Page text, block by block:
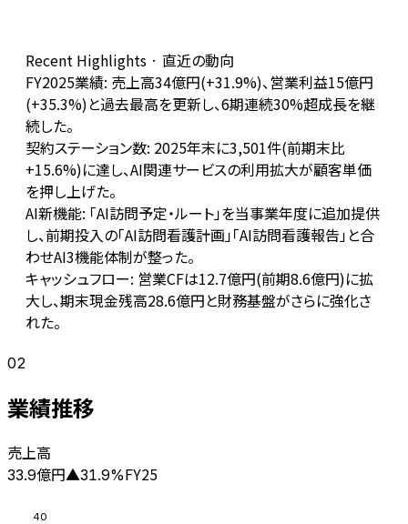
Recent Highlights · 直近の動向
FY2025業績: 売上高34億円(+31.9%)、営業利益15億円
(+35.3%)と過去最高を更新し、6期連続30%超成長を継
続した。
契約ステーション数: 2025年末に3,501件(前期末比
+15.6%)に達し、AI関連サービスの利用拡大が顧客単価
を押し上げた。
AI新機能: 「AI訪問予定・ルート」を当事業年度に追加提供
し、前期投入の「AI訪問看護計画」「AI訪問看護報告」と合
わせAI3機能体制が整った。
キャッシュフロー: 営業CFは12.7億円(前期8.6億円)に拡
大し、期末現金残高28.6億円と財務基盤がさらに強化さ
れた。
02
業績推移
売上高
33.9億円▲31.9%FY25
40